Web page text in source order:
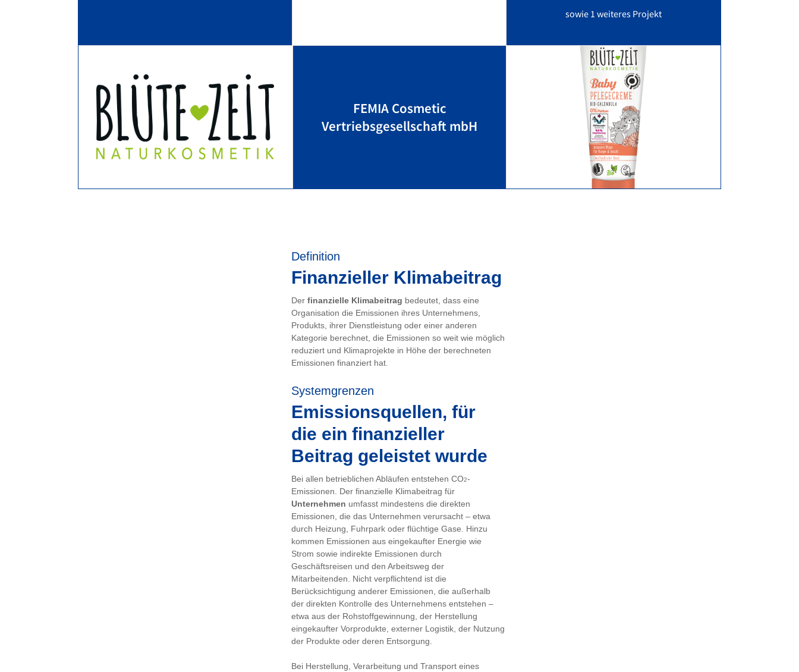
sowie 1 weiteres Projekt
FEMIA Cosmetic
Vertriebsgesellschaft mbH
Definition
Finanzieller Klimabeitrag
Der finanzielle Klimabeitrag bedeutet, dass eine
Organisation die Emissionen ihres Unternehmens,
Produkts, ihrer Dienstleistung oder einer anderen
Kategorie berechnet, die Emissionen so weit wie möglich
reduziert und Klimaprojekte in Höhe der berechneten
Emissionen finanziert hat.
Systemgrenzen
Emissionsquellen, für
die ein finanzieller
Beitrag geleistet wurde
Bei allen betrieblichen Abläufen entstehen CO2-
Emissionen. Der finanzielle Klimabeitrag für
Unternehmen umfasst mindestens die direkten
Emissionen, die das Unternehmen verursacht – etwa
durch Heizung, Fuhrpark oder flüchtige Gase. Hinzu
kommen Emissionen aus eingekaufter Energie wie
Strom sowie indirekte Emissionen durch
Geschäftsreisen und den Arbeitsweg der
Mitarbeitenden. Nicht verpflichtend ist die
Berücksichtigung anderer Emissionen, die außerhalb
der direkten Kontrolle des Unternehmens entstehen –
etwa aus der Rohstoffgewinnung, der Herstellung
eingekaufter Vorprodukte, externer Logistik, der Nutzung
der Produkte oder deren Entsorgung.
Bei Herstellung, Verarbeitung und Transport eines